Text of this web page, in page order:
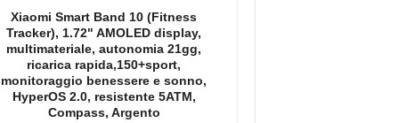
Xiaomi Smart Band 10 (Fitness
Tracker), 1.72" AMOLED display,
multimateriale, autonomia 21gg,
ricarica rapida,150+sport,
monitoraggio benessere e sonno,
HyperOS 2.0, resistente 5ATM,
Compass, Argento